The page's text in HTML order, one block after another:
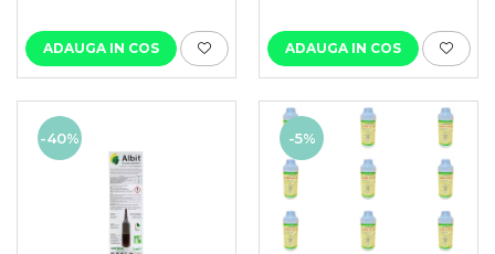
ADAUGA IN COS ADAUGA IN COS
-40% -5%